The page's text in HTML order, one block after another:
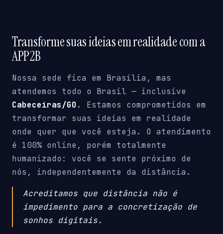
Transforme suas ideias em realidade com a
APP2B
Nossa sede fica em Brasília, mas
atendemos todo o Brasil — inclusive
Cabeceiras/GO . Estamos comprometidos em
transformar suas ideias em realidade
onde quer que você esteja. O atendimento
é 100% online, porém totalmente
humanizado: você se sente próximo de
nós, independentemente da distância.
Acreditamos que distância não é
impedimento para a concretização de
sonhos digitais.